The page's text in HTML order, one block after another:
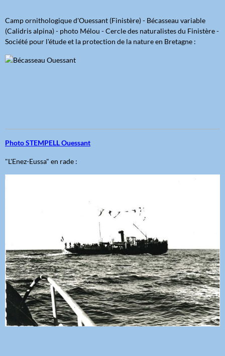
Camp ornithologique d'Ouessant (Finistère) - Bécasseau variable
(Calidris alpina) - photo Mélou - Cercle des naturalistes du Finistère -
Société pour l'étude et la protection de la nature en Bretagne :
Photo STEMPELL Ouessant
"L'Enez-Eussa" en rade :